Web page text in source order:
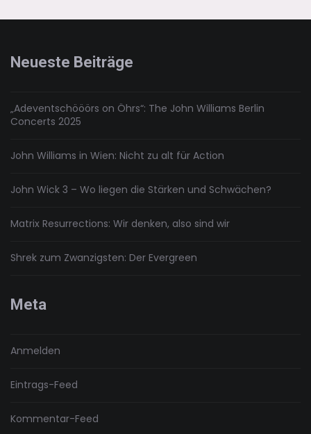
Neueste Beiträge
„Adeventschööörs on Öhrs“: The John Williams Berlin
Concerts 2025
John Williams in Wien: Nicht zu alt für Action
John Wick 3 – Wo liegen die Stärken und Schwächen?
Matrix Resurrections: Wir denken, also sind wir
Shrek zum Zwanzigsten: Der Evergreen
Meta
Anmelden
Eintrags-Feed
Kommentar-Feed